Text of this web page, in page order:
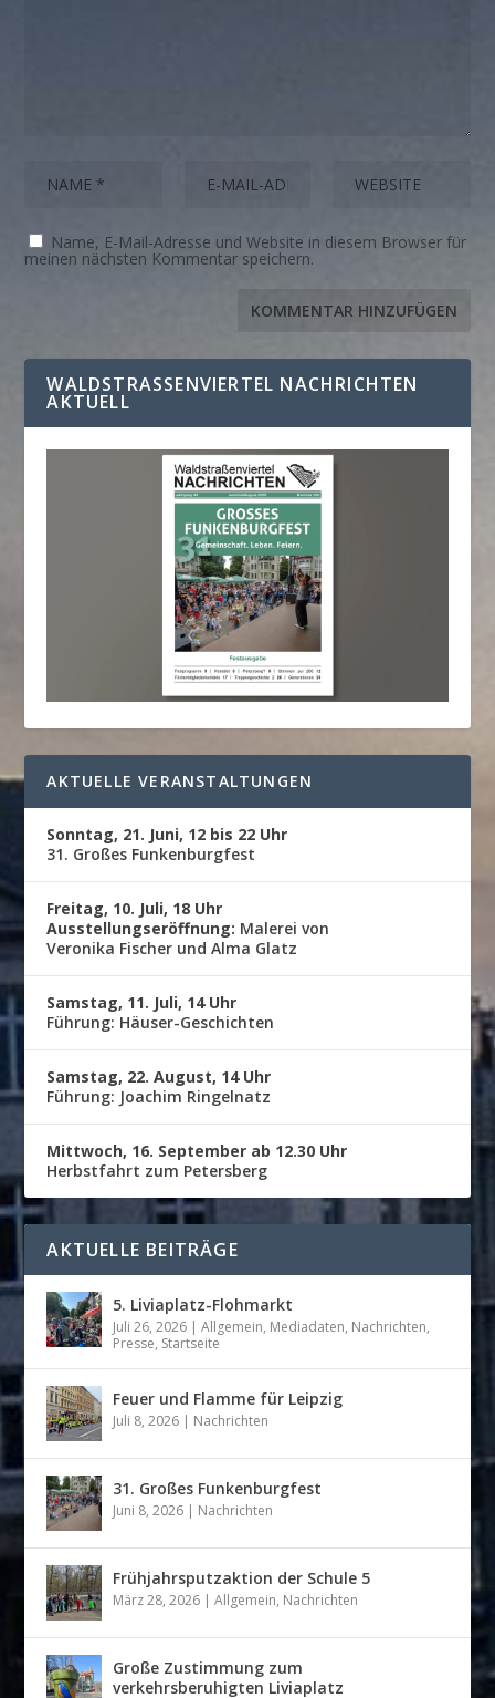
Name, E-Mail-Adresse und Website in diesem Browser für
meinen nächsten Kommentar speichern.
WALDSTRASSENVIERTEL NACHRICHTEN A
KTUELL
AKTUELLE VERANSTALTUNGEN
Sonntag, 21. Juni, 12 bis 22 Uhr
31. Großes Funkenburgfest
Freitag, 10. Juli, 18 Uhr
Ausstellungseröffnung: Malerei von
Veronika Fischer und Alma Glatz
Samstag, 11. Juli, 14 Uhr
Führung: Häuser-Geschichten
Samstag, 22. August, 14 Uhr
Führung: Joachim Ringelnatz
Mittwoch, 16. September ab 12.30 Uhr
Herbstfahrt zum Petersberg
AKTUELLE BEITRÄGE
5. Liviaplatz-Flohmarkt
Juli 26, 2026 |Allgemein, Mediadaten, Nachrichten,
Presse, Startseite
Feuer und Flamme für Leipzig
Juli 8, 2026 | Nachrichten
31. Großes Funkenburgfest
Juni 8, 2026 | Nachrichten
Frühjahrsputzaktion der Schule 5
März 28, 2026 |Allgemein, Nachrichten
Große Zustimmung zum
verkehrsberuhigten Liviaplatz